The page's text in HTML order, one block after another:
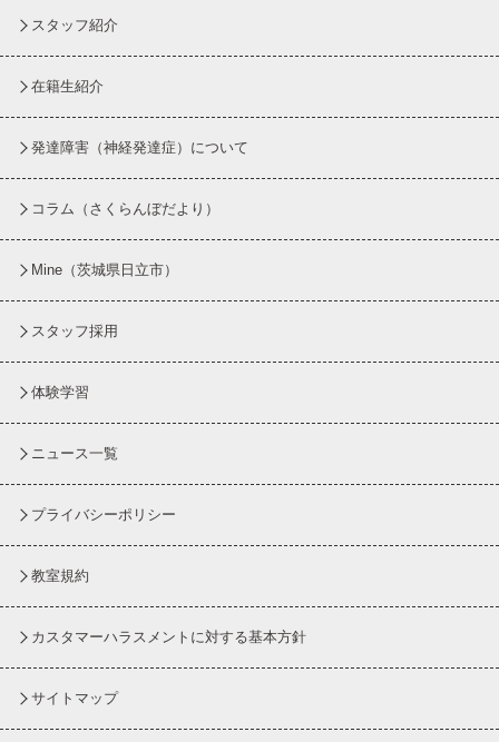
スタッフ紹介
在籍生紹介
発達障害（神経発達症）について
コラム （さくらんぼだより）
Mine（茨城県日立市）
スタッフ採用
体験学習
ニュース一覧
プライバシーポリシー
教室規約
カスタマーハラスメントに対する基本方針
サイトマップ